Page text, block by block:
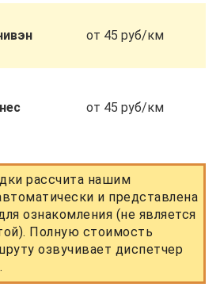
от 45 руб/км
от 45 руб/км
рассчита нашим
и представлена
ознакомления (не является
Полную стоимость
озвучивает диспетчер